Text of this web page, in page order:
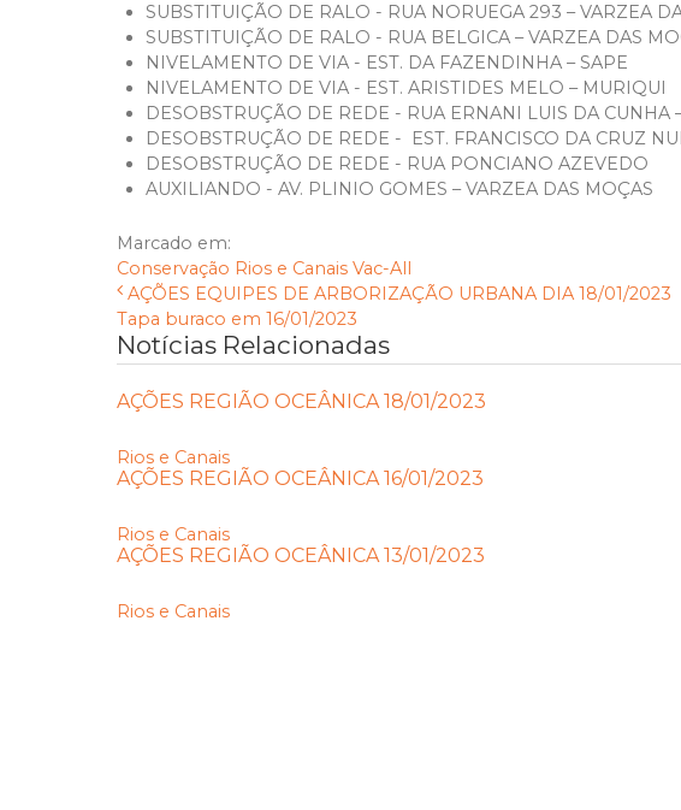
SUBSTITUIÇÃO DE RALO - RUA NORUEGA 293 – VARZEA
SUBSTITUIÇÃO DE RALO - RUA BELGICA – VARZEA DAS
NIVELAMENTO DE VIA - EST. DA FAZENDINHA – SAPE
NIVELAMENTO DE VIA - EST. ARISTIDES MELO – MURIQUI
DESOBSTRUÇÃO DE REDE - RUA ERNANI LUIS DA CUNHA
DESOBSTRUÇÃO DE REDE - EST. FRANCISCO DA CRUZ
DESOBSTRUÇÃO DE REDE - RUA PONCIANO AZEVEDO
AUXILIANDO - AV. PLINIO GOMES – VARZEA DAS MOÇAS
Marcado em:
Conservação Rios e Canais Vac-All
AÇÕES EQUIPES DE ARBORIZAÇÃO URBANA DIA 18/01/2023
Tapa buraco em 16/01/2023
Notícias Relacionadas
AÇÕES REGIÃO OCEÂNICA 18/01/2023
Rios e Canais
AÇÕES REGIÃO OCEÂNICA 16/01/2023
Rios e Canais
AÇÕES REGIÃO OCEÂNICA 13/01/2023
Rios e Canais